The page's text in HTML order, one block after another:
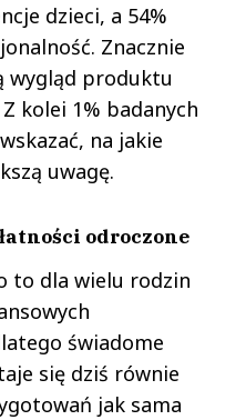
dzieci, a 54%
Znacznie
wygląd produktu
kolei 1% badanych
na jakie
uwagę.
odroczone
to dla wielu rodzin
świadome
się dziś równie
jak sama